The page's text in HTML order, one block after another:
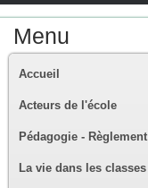
Menu
Accueil
Acteurs de l'école
Pédagogie - Règlement
La vie dans les classes